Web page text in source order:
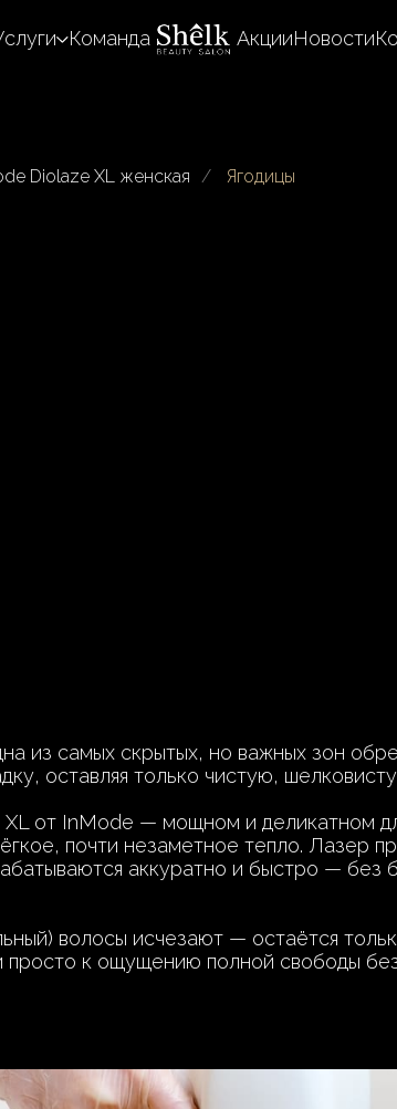
Команда АкцииНовости
Diolaze XL женская / Ягодицы
из самых скрытых, но важных зон
оставляя только чистую,
от InMode — мощном и деликатном
почти незаметное тепло. Лазер
аккуратно и быстро — без
волосы исчезают — остаётся
просто к ощущению полной свободы